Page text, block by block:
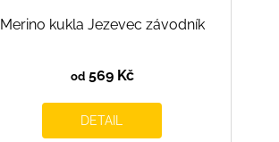
Merino kukla Jezevec závodník
od569 Kč
DETAIL